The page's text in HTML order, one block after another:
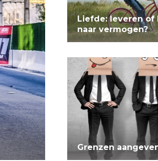
Liefde: leveren of
naar vermogen?
Grenzen